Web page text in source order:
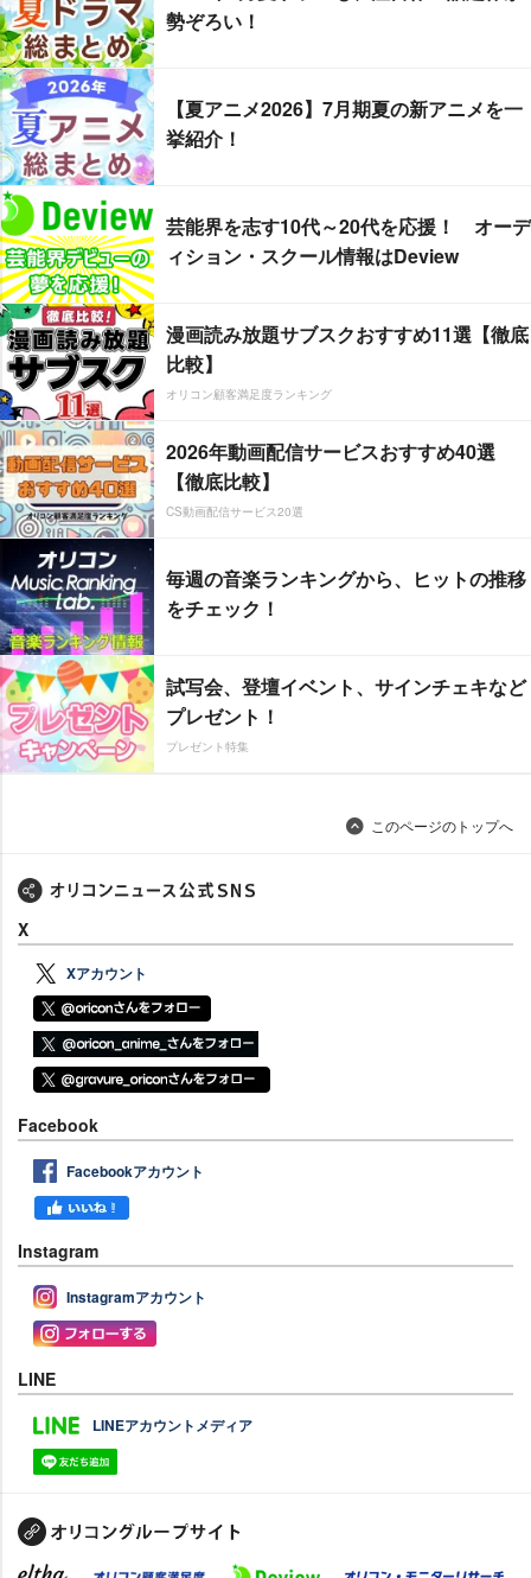
勢ぞろい！
【夏アニメ2026】7月期夏の新アニメを一
挙紹介！
芸能界を志す10代～20代を応援！ オーデ
ィション・スクール情報はDeview
漫画読み放題サブスクおすすめ11選【徹底
比較】
オリコン顧客満足度ランキング
2026年動画配信サービスおすすめ40選
【徹底比較】
CS動画配信サービス20選
毎週の音楽ランキングから、ヒットの推移
をチェック！
試写会、登壇イベント、サインチェキなど
プレゼント！
プレゼント特集
このページのトップへ
X
Xアカウント
Facebook
Facebookアカウント
Instagram
Instagramアカウント
LINE
LINEアカウントメディア